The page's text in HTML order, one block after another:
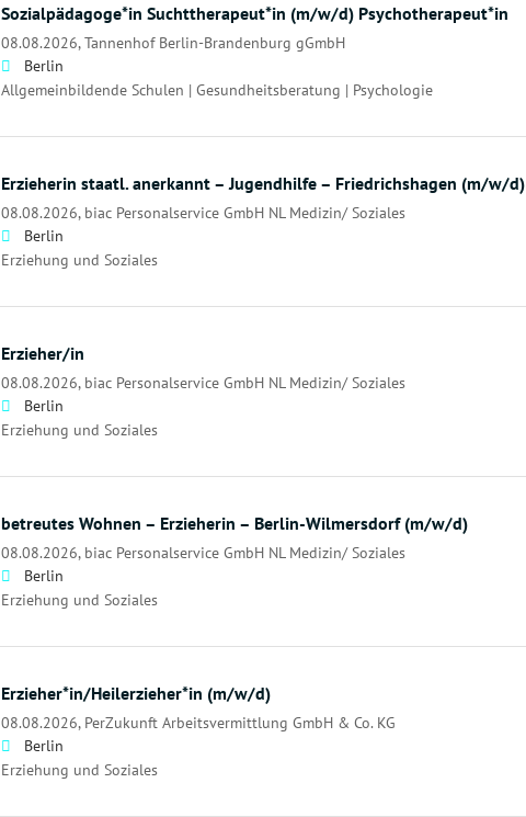
Sozialpädagoge*in Suchttherapeut*in (m/w/d) Psychotherapeut*in
08.08.2026,Tannenhof Berlin-Brandenburg gGmbH
Berlin
Allgemeinbildende Schulen | Gesundheitsberatung | Psychologie
Erzieherin staatl. anerkannt – Jugendhilfe – Friedrichshagen (m/w/d)
08.08.2026, biac Personalservice GmbH NL Medizin/ Soziales
Berlin
Erziehung und Soziales
Erzieher/in
08.08.2026, biac Personalservice GmbH NL Medizin/ Soziales
Berlin
Erziehung und Soziales
betreutes Wohnen – Erzieherin – Berlin-Wilmersdorf (m/w/d)
08.08.2026, biac Personalservice GmbH NL Medizin/ Soziales
Berlin
Erziehung und Soziales
Erzieher*in/Heilerzieher*in (m/w/d)
08.08.2026, PerZukunft Arbeitsvermittlung GmbH & Co. KG
Berlin
Erziehung und Soziales